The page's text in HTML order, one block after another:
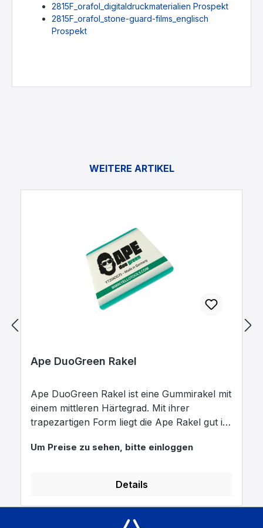
2815F_orafol_digitaldruckmaterialien Prospekt
2815F_orafol_stone-guard-films_englisch
Prospekt
WEITERE ARTIKEL
Ape DuoGreen Rakel
Ape DuoGreen Rakel ist eine Gummirakel mit
einem mittleren Härtegrad. Mit ihrer
trapezartigen Form liegt die Ape Rakel gut in
Rakel zugleich Stabilität und Flexibilität. Mit
45 und 90 Grad haben Sie die Möglichkeit,
Ausrakelns auszuüben. Bei
Scheibentönungsfolien können Sie somit die
Um Preise zu sehen, bitte einloggen
Details